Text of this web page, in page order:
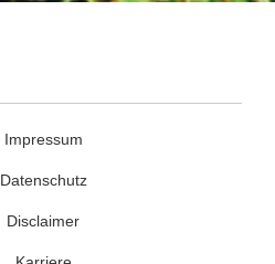
Impressum
Datenschutz
Disclaimer